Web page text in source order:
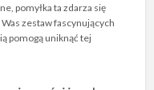
pomyłka ta zdarza się
zestaw fascynujących
pomogą uniknąć tej